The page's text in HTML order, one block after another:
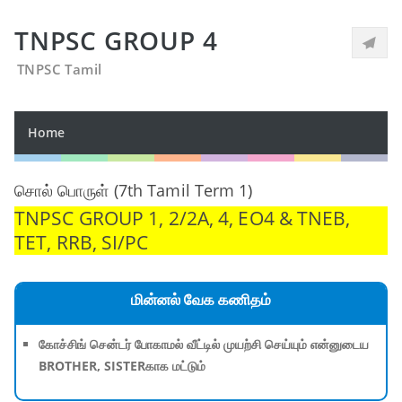
TNPSC GROUP 4
TNPSC Tamil
Home
சொல் பொருள் (7th Tamil Term 1)
TNPSC GROUP 1, 2/2A, 4, EO4 & TNEB,
TET, RRB, SI/PC
மின்னல் வேக கணிதம்
கோச்சிங் சென்டர் போகாமல் வீட்டில் முயற்சி செய்யும் என்னுடைய
BROTHER, SISTERகாக மட்டும்